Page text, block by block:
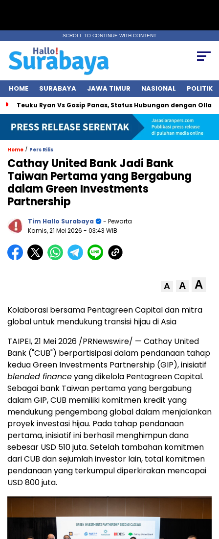
SCROLL TO CONTINUE WITH CONTENT
HOME SURABAYA JAWA TIMUR NASIONAL POLITIK
Teuku Ryan Vs Gosip Panas, Status Hubungan dengan Olla
Home / Pers Rilis
Cathay United Bank Jadi Bank
Taiwan Pertama yang Bergabung
dalam Green Investments
Partnership
Tim Hallo Surabaya
- Pewarta
Kamis, 21 Mei 2026 - 03:43 WIB
A A A
Kolaborasi bersama Pentagreen Capital dan mitra
global untuk mendukung transisi hijau di Asia
TAIPEI, 21 Mei 2026 /PRNewswire/ — Cathay United
Bank ("CUB") berpartisipasi dalam pendanaan tahap
kedua Green Investments Partnership (GIP), inisiatif
blended financeyang dikelola Pentagreen Capital.
Sebagai bank Taiwan pertama yang bergabung
dalam GIP, CUB memiliki komitmen kredit yang
mendukung pengembang global dalam menjalankan
proyek investasi hijau. Pada tahap pendanaan
pertama, inisiatif ini berhasil menghimpun dana
sebesar USD 510 juta. Setelah tambahan komitmen
dari CUB dan sejumlah investor lain, total komitmen
pendanaanyang terkumpul diperkirakan mencapai
USD 800 juta.